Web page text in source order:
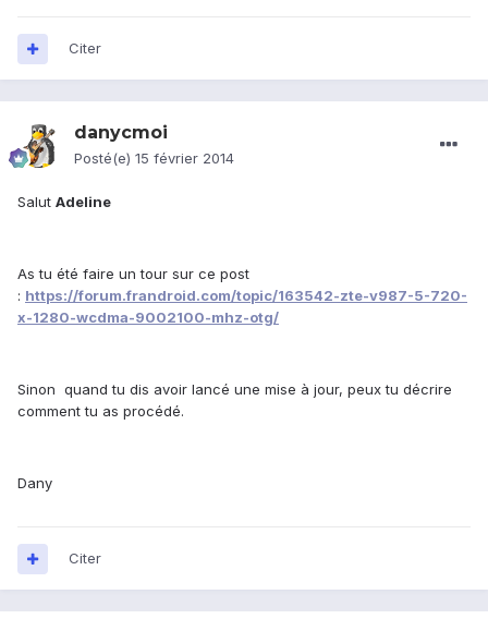
Citer
danycmoi
Posté(e) 15 février 2014
Salut Adeline
As tu été faire un tour sur ce post
: https://forum.frandroid.com/topic/163542-zte-v987-5-720-
x-1280-wcdma-9002100-mhz-otg/
Sinon quand tu dis avoir lancé une mise à jour, peux tu décrire
comment tu as procédé.
Dany
Citer